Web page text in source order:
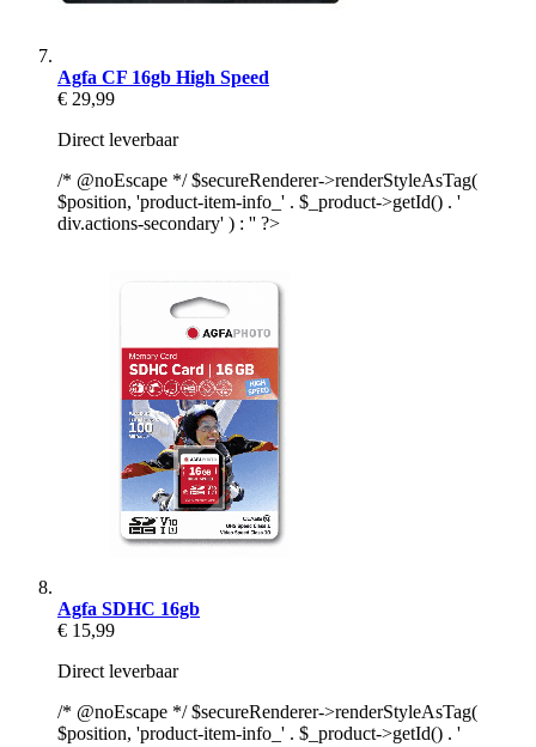
Agfa CF 16gb High Speed
€ 29,99
Direct leverbaar
/* @noEscape */ $secureRenderer->renderStyleAsTag(
$position, 'product-item-info_' . $_product->getId() . '
div.actions-secondary' ) : '' ?>
Agfa SDHC 16gb
€ 15,99
Direct leverbaar
/* @noEscape */ $secureRenderer->renderStyleAsTag(
$position, 'product-item-info_' . $_product->getId() . '